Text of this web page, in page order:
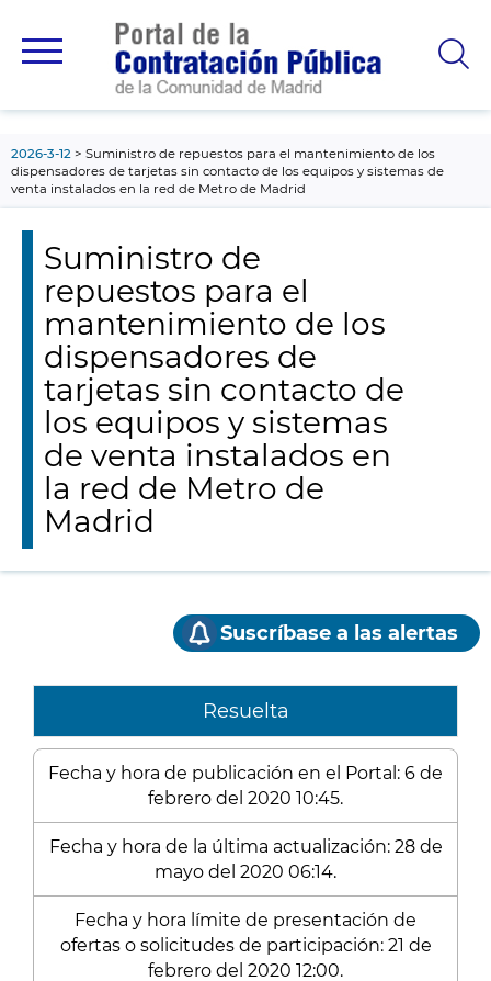
principal
2026-3-12
Suministro de repuestos para el mantenimiento de los
dispensadores de tarjetas sin contacto de los equipos y sistemas de
venta instalados en la red de Metro de Madrid
Suministro de
repuestos para el
mantenimiento de los
dispensadores de
tarjetas sin contacto de
los equipos y sistemas
de venta instalados en
la red de Metro de
Madrid
Suscríbase a las alertas
Resuelta
Fecha y hora de publicación en el Portal: 6 de
febrero del 2020 10:45.
Fecha y hora de la última actualización: 28 de
mayo del 2020 06:14.
Fecha y hora límite de presentación de
ofertas o solicitudes de participación: 21 de
febrero del 2020 12:00.